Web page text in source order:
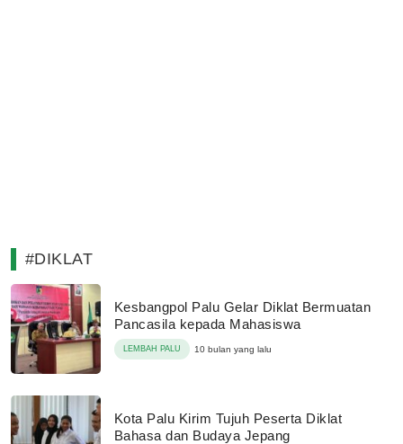
#DIKLAT
Kesbangpol Palu Gelar Diklat Bermuatan
Pancasila kepada Mahasiswa
LEMBAH PALU 10 bulan yang lalu
Kota Palu Kirim Tujuh Peserta Diklat
Bahasa dan Budaya Jepang